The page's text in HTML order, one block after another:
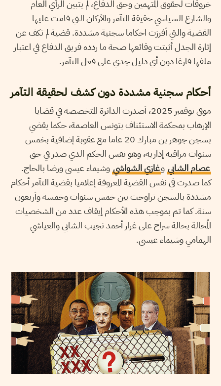
خروقات لحقوق المتهمين وحق الدفاع، لم يتبين الرأي العام
والشارع السياسي حقيقة التآمر والأركان التي قامت عليها
القضية والتي أفرزت احكاما سجنية مشددة. قضية لم تكف عن
إثارة الجدل أثبتت وقائعها صحة ما ردده فريق الدفاع في اعتبار
ملفها فارغا دون أي دليل جدي على فعل التآمر.
أحكام سجنية مشددة دون كشف لحقيقة التآمر
موفى نوفمبر 2025، أصدرت الدائرة المتخصصة في قضايا
الإرهاب بمحكمة الاستئناف بتونس العاصمة، حكما يقضي
بسجن جوهر بن مبارك 20 عاما مع عقوبة إضافية بخمس
سنوات مراقبة إدارية، وهو نفس الحكم الذي صدر في حق
عصام الشابي وغازي الشواشي وشيماء عيسى ورضا بالحاج.
كما صدرت في نفس القضية المعروفة إعلاميا بقضية التآمر أحكام
مشددة بالسجن تراوحت بين خمس سنوات وخمسة وأربعون
سنة. كما تم بموجب هذه الأحكام إيقاف عدد من الشخصيات
المُحالة بحالة سراح على غرار أحمد نجيب الشابي والعياشي
الهمامي وشيماء عيسى.